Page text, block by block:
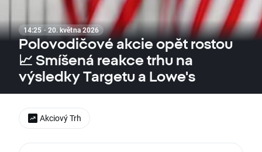
14:25 · 20. května 2026
Polovodičové akcie opět rostou
📈 Smíšená reakce trhu na
výsledky Targetu a Lowe's
Akciový Trh